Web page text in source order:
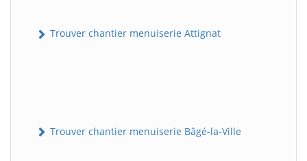
Trouver chantier menuiserie Attignat
Trouver chantier menuiserie Bâgé-la-Ville